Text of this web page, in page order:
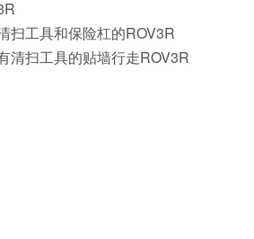
扫工具和保险杠的ROV3R
清扫工具的贴墙行走ROV3R